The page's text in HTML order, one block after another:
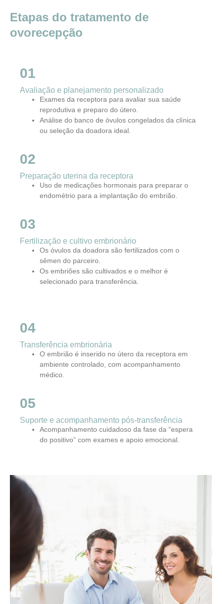
Etapas do tratamento de
ovorecepção
01
Avaliação e planejamento personalizado
Exames da receptora para avaliar sua saúde
reprodutiva e preparo do útero.
Análise do banco de óvulos congelados da clínica
ou seleção da doadora ideal.
02
Preparação uterina da receptora
Uso de medicações hormonais para preparar o
endométrio para a implantação do embrião.
03
Fertilização e cultivo embrionário
Os óvulos da doadora são fertilizados com o
sêmen do parceiro.
Os embriões são cultivados e o melhor é
selecionado para transferência.
04
Transferência embrionária
O embrião é inserido no útero da receptora em
ambiente controlado, com acompanhamento
médico.
05
Suporte e acompanhamento pós-transferência
Acompanhamento cuidadoso da fase da “espera
do positivo” com exames e apoio emocional.